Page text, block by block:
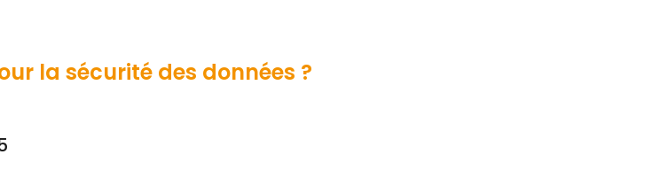
la sécurité des données ?